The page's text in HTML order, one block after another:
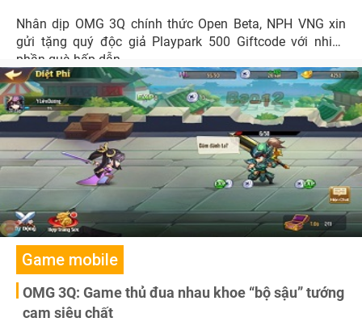
Nhân dịp OMG 3Q chính thức Open Beta, NPH VNG xin
gửi tặng quý độc giả Playpark 500 Giftcode với nhiều
phần quà hấp dẫn.
Game mobile
OMG 3Q: Game thủ đua nhau khoe “bộ sậu” tướng
cam siêu chất